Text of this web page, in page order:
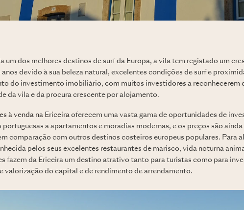
um dos melhores destinos de surf da Europa, a vila tem registado um
devido à sua beleza natural, excelentes condições de surf e
do investimento imobiliário, com muitos investidores a reconhecerem
da vila e da procura crescente por alojamento.
à venda na Ericeira oferecem uma vasta gama de oportunidades de
a apartamentos e moradias modernas, e os preços são
comparação com outros destinos costeiros europeus populares. Para
pelos seus excelentes restaurantes de marisco, vida noturna
fazem da Ericeira um destino atrativo tanto para turistas como para
valorização do capital e de rendimento de arrendamento.